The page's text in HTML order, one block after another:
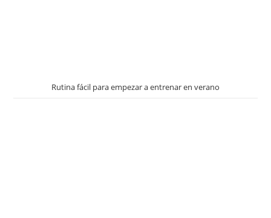
Rutina fácil para empezar a entrenar en verano